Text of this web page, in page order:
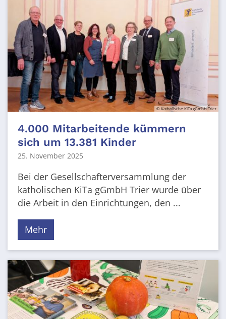
© Katholische KiTa gGmbH Trier
4.000 Mitarbeitende kümmern
sich um 13.381 Kinder
25. November 2025
Bei der Gesellschafterversammlung der
katholischen KiTa gGmbH Trier wurde über
die Arbeit in den Einrichtungen, den ...
Mehr